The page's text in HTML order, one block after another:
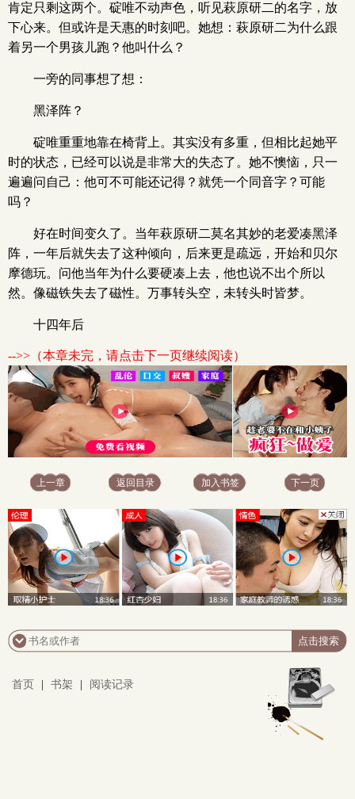
肯定只剩这两个。碇唯不动声色，听见萩原研二的名字，放
下心来。但或许是天惠的时刻吧。她想：萩原研二为什么跟
着另一个男孩儿跑？他叫什么？
一旁的同事想了想：
黑泽阵？
碇唯重重地靠在椅背上。其实没有多重，但相比起她平
时的状态，已经可以说是非常大的失态了。她不懊恼，只一
遍遍问自己：他可不可能还记得？就凭一个同音字？可能
吗？
好在时间变久了。当年萩原研二莫名其妙的老爱凑黑泽
阵，一年后就失去了这种倾向，后来更是疏远，开始和贝尔
摩德玩。问他当年为什么要硬凑上去，他也说不出个所以
然。像磁铁失去了磁性。万事转头空，未转头时皆梦。
十四年后
-->>（本章未完，请点击下一页继续阅读）
上一章 返回目录 加入书签 下一页
首页 书架 阅读记录